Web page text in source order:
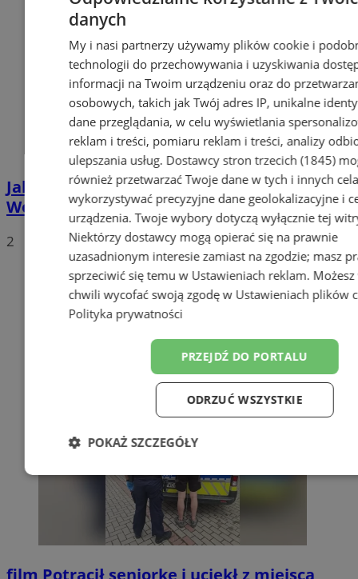
Jak uzyskać Kartę Dużej Rodziny w
Wodzisławiu? Poznaj plusy jej posiadania
2
film Potrącił seniorkę i uciekł z miejsca
danych
My i nasi partnerzy używamy plików cookie i
technologii do przechowywania i uzyskiwania
informacji na Twoim urządzeniu oraz do
osobowych, takich jak Twój adres IP, unikalne
dane przeglądania, w celu wyświetlania
reklam i treści, pomiaru reklam i treści, analizy
ulepszania usług. Dostawcy stron trzecich (1845)
również przetwarzać Twoje dane w tych i innych
wykorzystywać precyzyjne dane geolokalizacyjne i
urządzenia. Twoje wybory dotyczą wyłącznie tej
Niektórzy dostawcy mogą opierać się na prawnie
uzasadnionym interesie zamiast na zgodzie; masz
sprzeciwić się temu w Ustawieniach reklam.
chwili wycofać swoją zgodę w Ustawieniach plików
Polityka prywatności
PRZEJDŹ DO PORTALU
ODRZUĆ WSZYSTKIE
POKAŻ SZCZEGÓŁY
Niezbędne Wydajność
Funkcjonalność